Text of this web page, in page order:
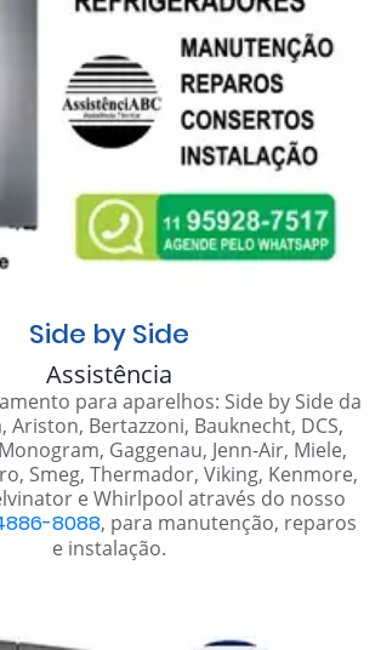
Side by Side
Assistência
para aparelhos: Side by Side da
Ariston, Bertazzoni, Bauknecht, DCS,
Gaggenau, Jenn-Air, Miele,
Smeg, Thermador, Viking, Kenmore,
e Whirlpool através do nosso
8088, para manutenção, reparos
e instalação.